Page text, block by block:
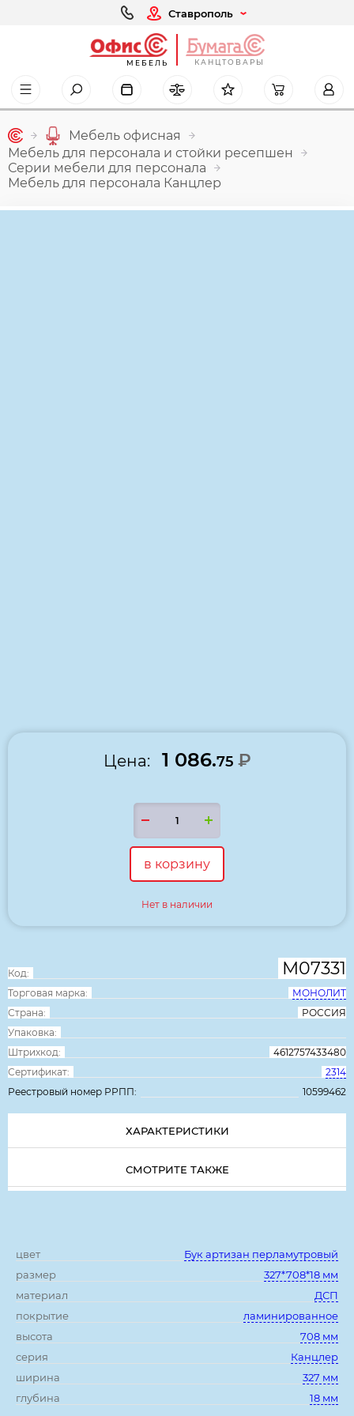
Ставрополь
МЕБЕЛЬ КАНЦТОВАРЫ
Мебель офисная
Мебель для персонала и стойки ресепшен
Серии мебели для персонала
Мебель для персонала Канцлер
Код: М07331
Торговая марка:
МОНОЛИТ
Страна:
РОССИЯ
Упаковка:
Штрихкод:
4612757433480
Сертификат:
2314
Реестровый номер РРПП:
10599462
Цена: 1 086.75 ₽
в корзину
Нет в наличии
ХАРАКТЕРИСТИКИ
СМОТРИТЕ ТАКЖЕ
цвет
Бук артизан перламутровый
размер
327*708*18 мм
материал
ДСП
покрытие
ламинированное
высота
708 мм
серия
Канцлер
ширина
327 мм
глубина
18 мм